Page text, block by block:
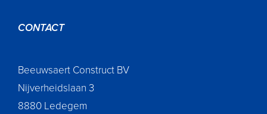
CONTACT
Beeuwsaert Construct BV
Nijverheidslaan 3
8880 Ledegem